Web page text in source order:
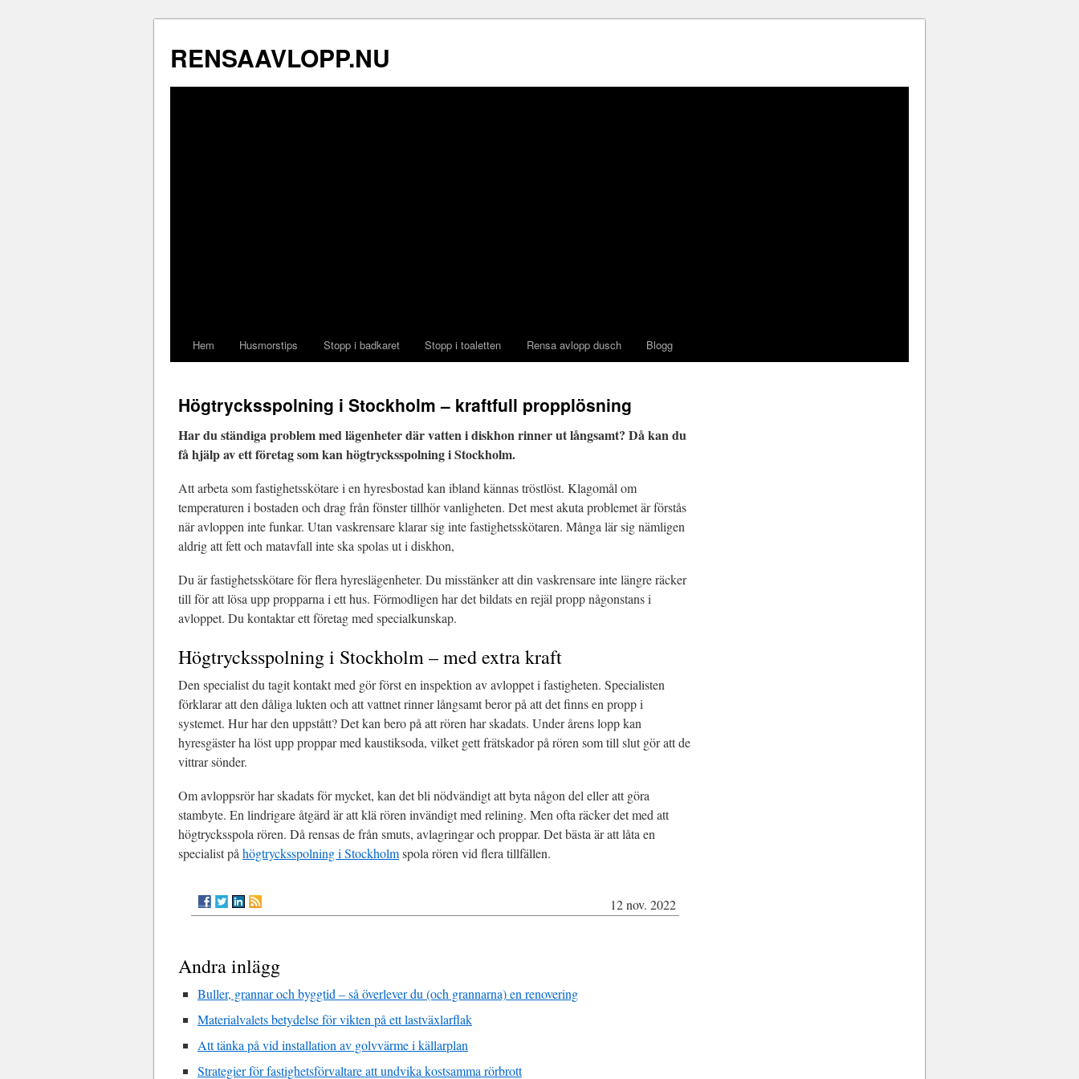
RENSAAVLOPP.NU
Hem Husmorstips Stopp i badkaret Stopp i toaletten Rensa avlopp dusch Blogg
Högtrycksspolning i Stockholm – kraftfull propplösning
Har du ständiga problem med lägenheter där vatten i diskhon rinner ut långsamt? Då kan du
få hjälp av ett företag som kan högtrycksspolning i Stockholm.
Att arbeta som fastighetsskötare i en hyresbostad kan ibland kännas tröstlöst. Klagomål om
temperaturen i bostaden och drag från fönster tillhör vanligheten. Det mest akuta problemet är förstås
när avloppen inte funkar. Utan vaskrensare klarar sig inte fastighetsskötaren. Många lär sig nämligen
aldrig att fett och matavfall inte ska spolas ut i diskhon,
Du är fastighetsskötare för flera hyreslägenheter. Du misstänker att din vaskrensare inte längre räcker
till för att lösa upp propparna i ett hus. Förmodligen har det bildats en rejäl propp någonstans i
avloppet. Du kontaktar ett företag med specialkunskap.
Högtrycksspolning i Stockholm – med extra kraft
Den specialist du tagit kontakt med gör först en inspektion av avloppet i fastigheten. Specialisten
förklarar att den dåliga lukten och att vattnet rinner långsamt beror på att det finns en propp i
systemet. Hur har den uppstått? Det kan bero på att rören har skadats. Under årens lopp kan
hyresgäster ha löst upp proppar med kaustiksoda, vilket gett frätskador på rören som till slut gör att de
vittrar sönder.
Om avloppsrör har skadats för mycket, kan det bli nödvändigt att byta någon del eller att göra
stambyte. En lindrigare åtgärd är att klä rören invändigt med relining. Men ofta räcker det med att
högtrycksspola rören. Då rensas de från smuts, avlagringar och proppar. Det bästa är att låta en
specialist på högtrycksspolning i Stockholmspola rören vid flera tillfällen.
12 nov. 2022
Andra inlägg
Buller, grannar och byggtid – så överlever du (och grannarna) en renovering
Materialvalets betydelse för vikten på ett lastväxlarflak
Att tänka på vid installation av golvvärme i källarplan
Strategier för fastighetsförvaltare att undvika kostsamma rörbrott